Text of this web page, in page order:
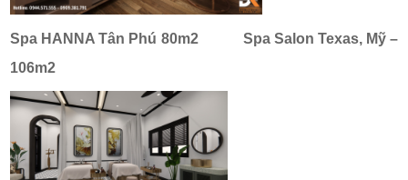
Spa HANNA Tân Phú 80m2
Spa Salon Texas, Mỹ –
106m2